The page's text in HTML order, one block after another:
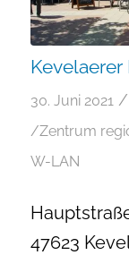
Kevelaerer
30. Juni 2021 /
/Zentrum
W-LAN
47623